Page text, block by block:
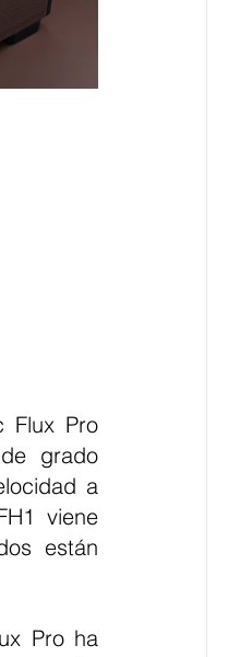
Flux Pro
grado
a
viene
están